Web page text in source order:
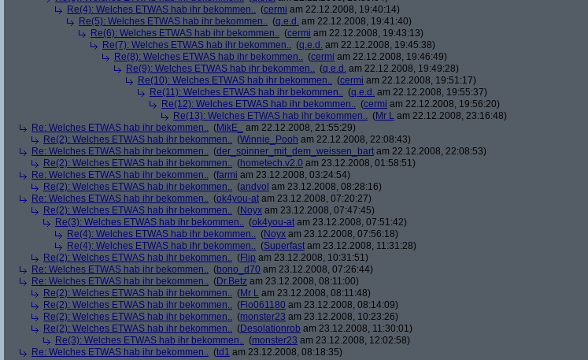
Re(4): Welches ETWAS hab ihr bekommen.. (cermi am 22.12.2008, 19:40:14)
Re(5): Welches ETWAS hab ihr bekommen.. (q.e.d. am 22.12.2008, 19:41:40)
Re(6): Welches ETWAS hab ihr bekommen.. (cermi am 22.12.2008, 19:43:13)
Re(7): Welches ETWAS hab ihr bekommen.. (q.e.d. am 22.12.2008, 19:45:38)
Re(8): Welches ETWAS hab ihr bekommen.. (cermi am 22.12.2008, 19:46:49)
Re(9): Welches ETWAS hab ihr bekommen.. (q.e.d. am 22.12.2008, 19:49:28)
Re(10): Welches ETWAS hab ihr bekommen.. (cermi am 22.12.2008, 19:51:17)
Re(11): Welches ETWAS hab ihr bekommen.. (q.e.d. am 22.12.2008, 19:55:37)
Re(12): Welches ETWAS hab ihr bekommen.. (cermi am 22.12.2008, 19:56:20)
Re(13): Welches ETWAS hab ihr bekommen.. (Mr L am 22.12.2008, 23:16:48)
Re: Welches ETWAS hab ihr bekommen.. (MikE_
am 22.12.2008, 21:55:29)
Re(2): Welches ETWAS hab ihr bekommen.. (Winnie_Pooh am 22.12.2008, 22:08:43)
Re: Welches ETWAS hab ihr bekommen.. (der_spinner_mit_dem_weissen_bart am 22.12.2008, 22:08:53)
Re(2): Welches ETWAS hab ihr bekommen.. (hometech.v2.0 am 23.12.2008, 01:58:51)
Re: Welches ETWAS hab ihr bekommen.. (farmi am 23.12.2008, 03:24:54)
Re(2): Welches ETWAS hab ihr bekommen.. (andvol am 23.12.2008, 08:28:16)
Re: Welches ETWAS hab ihr bekommen.. (ok4you-at am 23.12.2008, 07:20:27)
Re(2): Welches ETWAS hab ihr bekommen.. (Noyx am 23.12.2008, 07:47:45)
Re(3): Welches ETWAS hab ihr bekommen.. (ok4you-at am 23.12.2008, 07:51:42)
Re(4): Welches ETWAS hab ihr bekommen.. (Noyx am 23.12.2008, 07:56:18)
Re(4): Welches ETWAS hab ihr bekommen.. (Superfast am 23.12.2008, 11:31:28)
Re(2): Welches ETWAS hab ihr bekommen.. (Flip am 23.12.2008, 10:31:51)
Re: Welches ETWAS hab ihr bekommen.. (bono_d70 am 23.12.2008, 07:26:44)
Re: Welches ETWAS hab ihr bekommen.. (Dr.Betz am 23.12.2008, 08:11:00)
Re(2): Welches ETWAS hab ihr bekommen.. (Mr L am 23.12.2008, 08:11:48)
Re(2): Welches ETWAS hab ihr bekommen.. (Flo061180 am 23.12.2008, 08:14:09)
Re(2): Welches ETWAS hab ihr bekommen.. (monster23 am 23.12.2008, 10:23:26)
Re(2): Welches ETWAS hab ihr bekommen.. (Desolationrob am 23.12.2008, 11:30:01)
Re(3): Welches ETWAS hab ihr bekommen.. (monster23 am 23.12.2008, 12:02:58)
Re: Welches ETWAS hab ihr bekommen.. (td1 am 23.12.2008, 08:18:35)